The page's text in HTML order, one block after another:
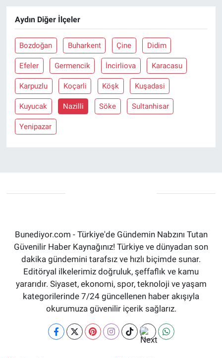
Aydın Diğer İlçeler
Bozdoğan Buharkent Çine Didim
Efeler Germencik İncirliova Karacasu
Karpuzlu Koçarli Köşk Kuşadasi
Kuyucak Nazilli Söke Sultanhisar
Yenipazar
Bunediyor.com - Türkiye'de Gündemin Nabzını Tutan
Güvenilir Haber Kaynağınız! Türkiye ve dünyadan son
dakika gündemini tarafsız ve hızlı biçimde sunar.
Editöryal ilkelerimiz doğruluk, şeffaflık ve kamu
yararıdır. Siyaset, ekonomi, spor, teknoloji ve yaşam
kategorilerinde 7/24 güncellenen haber akışıyla
okurumuza güvenilir içerik sağlarız.